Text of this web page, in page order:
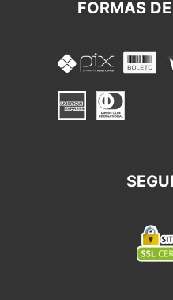
FORMAS